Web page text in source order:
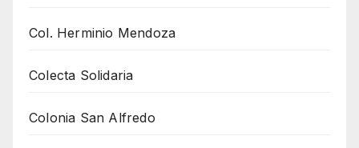
Col. Herminio Mendoza
Colecta Solidaria
Colonia San Alfredo